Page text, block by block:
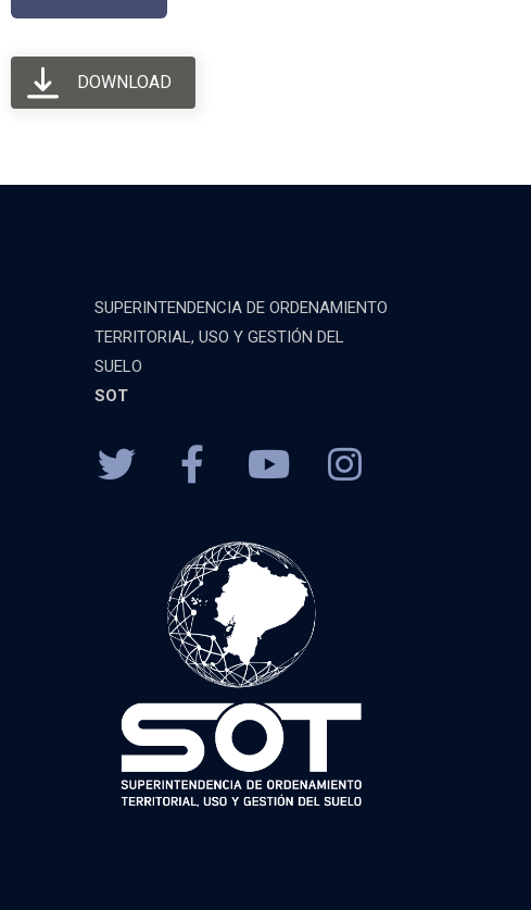
DOWNLOAD
SUPERINTENDENCIA DE ORDENAMIENTO
TERRITORIAL, USO Y GESTIÓN DEL
SUELO
SOT